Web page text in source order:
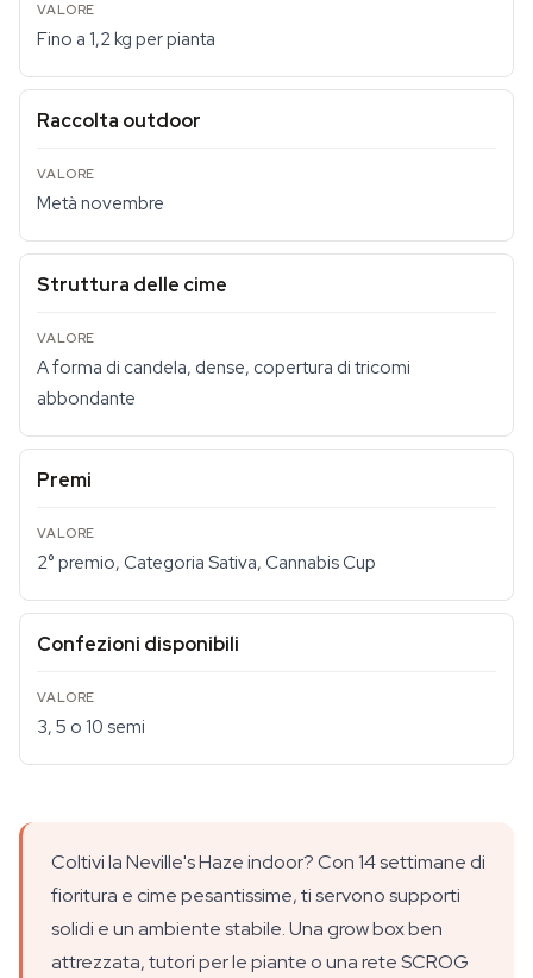
Fino a 1,2 kg per pianta
Raccolta outdoor
Metà novembre
Struttura delle cime
A forma di candela, dense, copertura di tricomi
abbondante
Premi
2° premio, Categoria Sativa, Cannabis Cup
Confezioni disponibili
3, 5 o 10 semi
Coltivi la Neville's Haze indoor? Con 14 settimane di
fioritura e cime pesantissime, ti servono supporti
solidi e un ambiente stabile. Una grow box ben
attrezzata, tutori per le piante o una rete SCROG